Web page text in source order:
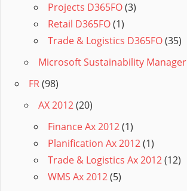
Projects D365FO(3)
Retail D365FO(1)
Trade & Logistics D365FO(35)
Microsoft Sustainability Manager
FR(98)
AX 2012(20)
Finance Ax 2012(1)
Planification Ax 2012(1)
Trade & Logistics Ax 2012(12)
WMS Ax 2012(5)